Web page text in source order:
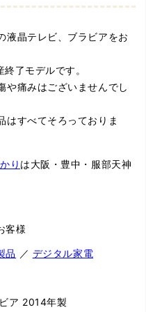
液晶テレビ、ブラビアをお
了モデルです。
や痛みはございませんでし
はすべてそろっておりま
り は大阪・豊中・服部天神
客様
品 ／ デジタル家電
ア 2014年製